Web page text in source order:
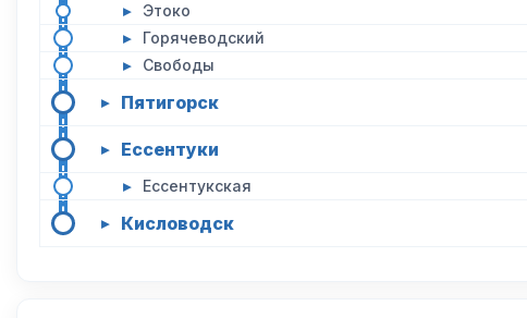
▸ Этоко
▸ Горячеводский
▸ Свободы
▸ Пятигорск
▸ Ессентуки
▸ Ессентукская
▸ Кисловодск